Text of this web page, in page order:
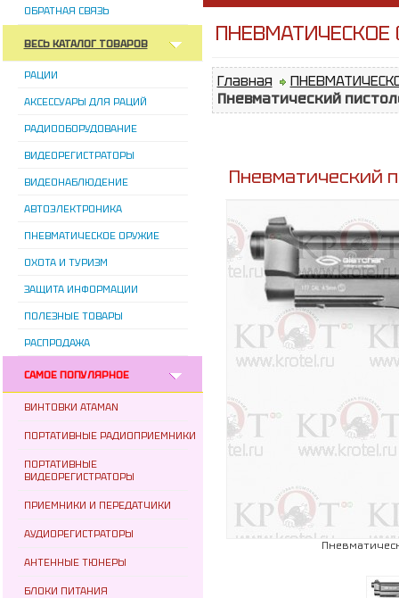
ОБРАТНАЯ СВЯЗЬ
ВЕСЬ КАТАЛОГ ТОВАРОВ
РАЦИИ
АКСЕССУАРЫ ДЛЯ РАЦИЙ
РАДИООБОРУДОВАНИЕ
ВИДЕОРЕГИСТРАТОРЫ
ВИДЕОНАБЛЮДЕНИЕ
АВТОЭЛЕКТРОНИКА
ПНЕВМАТИЧЕСКОЕ ОРУЖИЕ
ОХОТА И ТУРИЗМ
ЗАЩИТА ИНФОРМАЦИИ
ПОЛЕЗНЫЕ ТОВАРЫ
РАСПРОДАЖА
САМОЕ ПОПУЛЯРНОЕ
ВИНТОВКИ ATAMAN
ПОРТАТИВНЫЕ РАДИОПРИЕМНИКИ
ПОРТАТИВНЫЕ
ВИДЕОРЕГИСТРАТОРЫ
ПРИЕМНИКИ И ПЕРЕДАТЧИКИ
АУДИОРЕГИСТРАТОРЫ
АНТЕННЫЕ ТЮНЕРЫ
БЛОКИ ПИТАНИЯ
Главная
Пневматический
Пневматический